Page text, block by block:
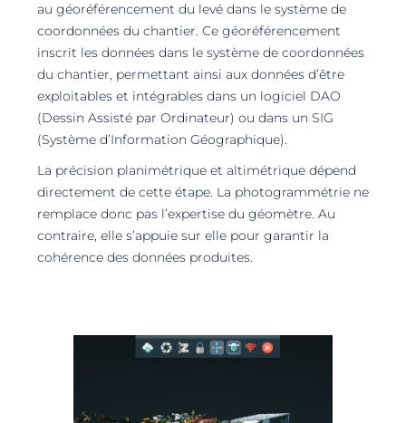
au géoréférencement du levé dans le système de
coordonnées du chantier. Ce géoréférencement
inscrit les données dans le système de coordonnées
du chantier, permettant ainsi aux données d’être
exploitables et intégrables dans un logiciel DAO
(Dessin Assisté par Ordinateur) ou dans un SIG
(Système d’Information Géographique).
La précision planimétrique et altimétrique dépend
directement de cette étape. La photogrammétrie ne
remplace donc pas l’expertise du géomètre. Au
contraire, elle s’appuie sur elle pour garantir la
cohérence des données produites.